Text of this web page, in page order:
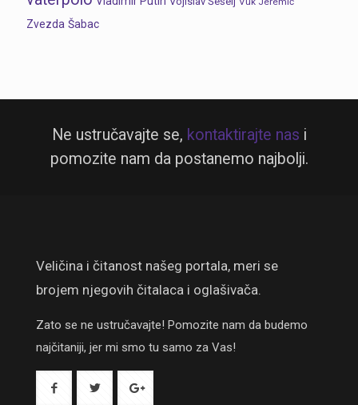
Zvezda Šabac
Ne ustručavajte se, kontaktirajte nas i
pomozite nam da postanemo najbolji.
Veličina i čitanost našeg portala, meri se
brojem njegovih čitalaca i oglašivača.
Zato se ne ustručavajte! Pomozite nam da budemo
najčitaniji, jer mi smo tu samo za Vas!